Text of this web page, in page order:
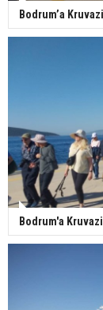
Bodrum’a
Bodrum'a